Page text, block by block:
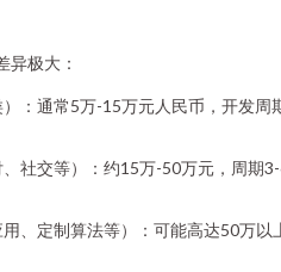
异极大：
）：通常5万-15万元人民币，开发周
、社交等）：约15万-50万元，周期
用、定制算法等）：可能高达50万以